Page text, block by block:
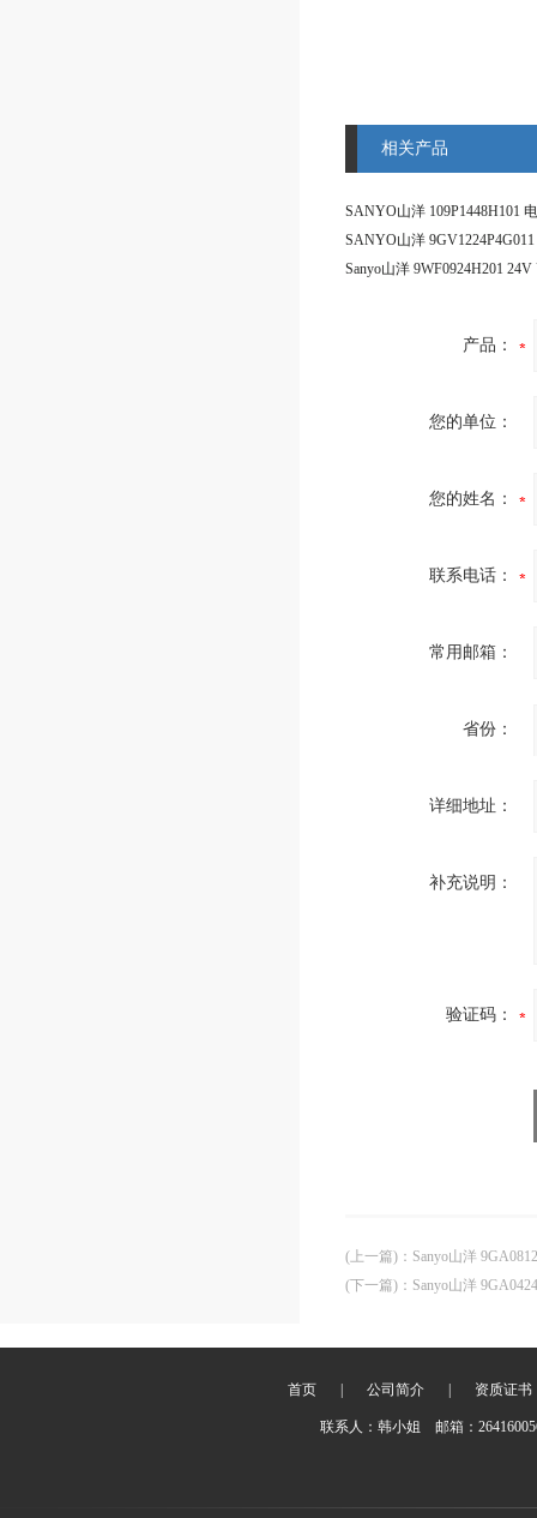
相关产品
SANYO山洋 109P1448H101
产品：
您的单位：
您的姓名：
联系电话：
常用邮箱：
省份：
详细地址：
补充说明：
验证码：
(上一篇) ： Sanyo山洋
(下一篇) ： Sanyo山洋
首页 公司简介 资质证书
联系人：韩小姐 邮箱：